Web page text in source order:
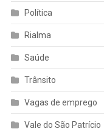
Política
Rialma
Saúde
Trânsito
Vagas de emprego
Vale do São Patrício